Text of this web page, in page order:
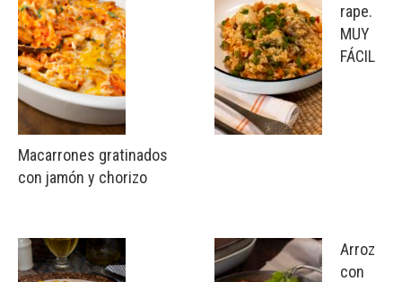
Macarrones gratinados
con jamón y chorizo
rape.
MUY
FÁCIL
Arroz
con